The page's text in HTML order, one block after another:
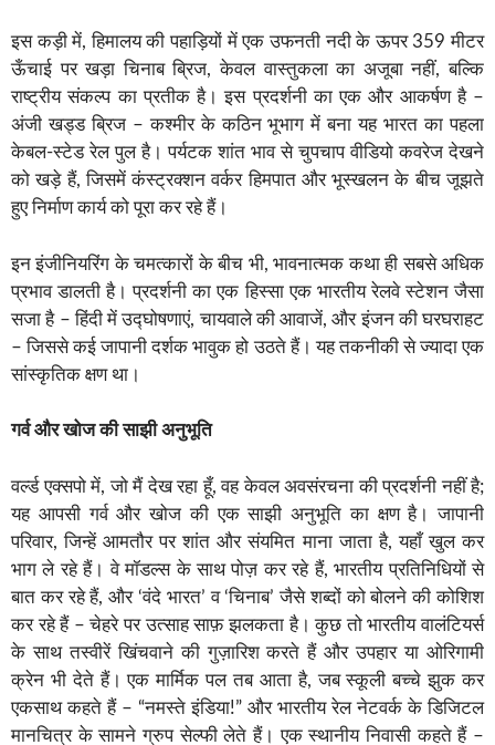
इस कड़ी में, हिमालय की पहाड़ियों में एक उफनती नदी के ऊपर 359 मीटर
ऊँचाई पर खड़ा चिनाब ब्रिज, केवल वास्तुकला का अजूबा नहीं, बल्कि
राष्ट्रीय संकल्प का प्रतीक है। इस प्रदर्शनी का एक और आकर्षण है –
अंजी खड्ड ब्रिज – कश्मीर के कठिन भूभाग में बना यह भारत का पहला
केबल-स्टेड रेल पुल है। पर्यटक शांत भाव से चुपचाप वीडियो कवरेज देखने
को खड़े हैं, जिसमें कंस्ट्रक्शन वर्कर हिमपात और भूस्खलन के बीच जूझते
हुए निर्माण कार्य को पूरा कर रहे हैं।
इन इंजीनियरिंग के चमत्कारों के बीच भी, भावनात्मक कथा ही सबसे अधिक
प्रभाव डालती है। प्रदर्शनी का एक हिस्सा एक भारतीय रेलवे स्टेशन जैसा
सजा है – हिंदी में उद्घोषणाएं, चायवाले की आवाजें, और इंजन की घरघराहट
– जिससे कई जापानी दर्शक भावुक हो उठते हैं। यह तकनीकी से ज्यादा एक
सांस्कृतिक क्षण था।
गर्व और खोज की साझी अनुभूति
वर्ल्ड एक्सपो में, जो मैं देख रहा हूँ, वह केवल अवसंरचना की प्रदर्शनी नहीं है;
यह आपसी गर्व और खोज की एक साझी अनुभूति का क्षण है। जापानी
परिवार, जिन्हें आमतौर पर शांत और संयमित माना जाता है, यहाँ खुल कर
भाग ले रहे हैं। वे मॉडल्स के साथ पोज़ कर रहे हैं, भारतीय प्रतिनिधियों से
बात कर रहे हैं, और ‘वंदे भारत’ व ‘चिनाब’ जैसे शब्दों को बोलने की कोशिश
कर रहे हैं – चेहरे पर उत्साह साफ़ झलकता है। कुछ तो भारतीय वालंटियर्स
के साथ तस्वीरें खिंचवाने की गुज़ारिश करते हैं और उपहार या ओरिगामी
क्रेन भी देते हैं। एक मार्मिक पल तब आता है, जब स्कूली बच्चे झुक कर
एकसाथ कहते हैं – “नमस्ते इंडिया!” और भारतीय रेल नेटवर्क के डिजिटल
मानचित्र के सामने ग्रुप सेल्फी लेते हैं। एक स्थानीय निवासी कहते हैं –